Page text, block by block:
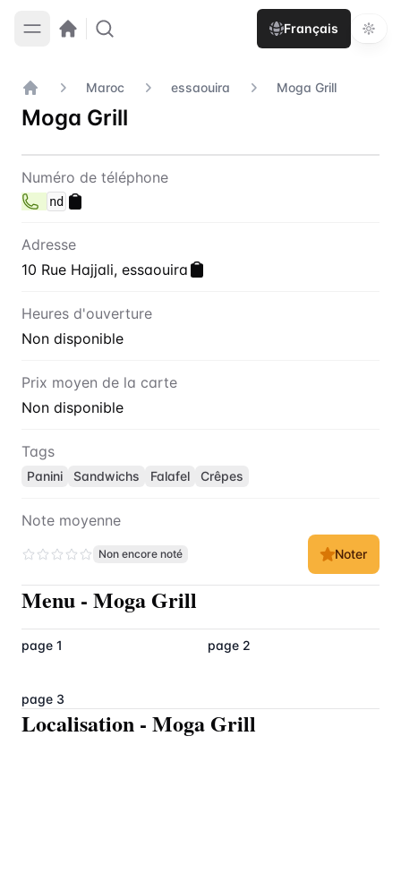
Français
Accueil
Maroc essaouira Moga Grill
Moga Grill
Contact Moga Grill
Numéro de téléphone
nd
Adresse
10 Rue Hajjali, essaouira
Heures d'ouverture
Non disponible
Prix moyen de la carte
Non disponible
Tags
Panini Sandwichs Falafel Crêpes
Note moyenne
Non encore noté Noter
Menu - Moga Grill
page 1 page 2
page 3
Localisation - Moga Grill